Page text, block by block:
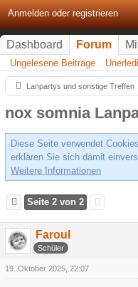
Anmelden oder registrieren
Dashboard Forum
Ungelesene Beiträge
Lanpartys und sonstige Treffen
nox somnia
Diese Seite verwendet
erklären Sie sich damit
Weitere Informationen
Seite 2 von 2
Faroul
Schüler
19. Oktober 2025, 22:07